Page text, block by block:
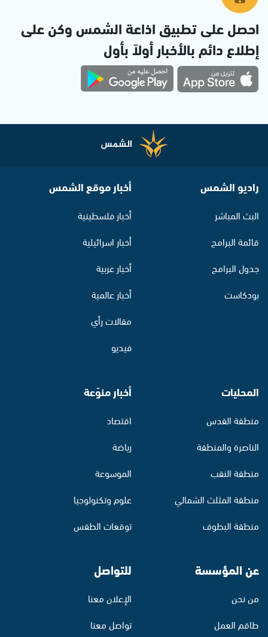
احصل على تطبيق اذاعة الشمس وكن على
إطلاع دائم بالأخبار أولاً بأول
راديو الشمس
البث المباشر
قائمة البرامج
جدول البرامج
بودكاست
أخبار موقع الشمس
أخبار فلسطينية
أخبار اسرائيلية
أخبار عربية
أخبار عالمية
مقالات رأي
فيديو
المحليات
منطقة القدس
الناصرة والمنطقة
منطقة النقب
منطقة المثلث الشمالي
منطقة البطوف
أخبار منوّعة
اقتصاد
رياضة
الموسوعة
علوم وتكنولوجيا
توقعات الطقس
عن المؤسسة
من نحن
طاقم العمل
للتواصل
الإعلان معنا
تواصل معنا